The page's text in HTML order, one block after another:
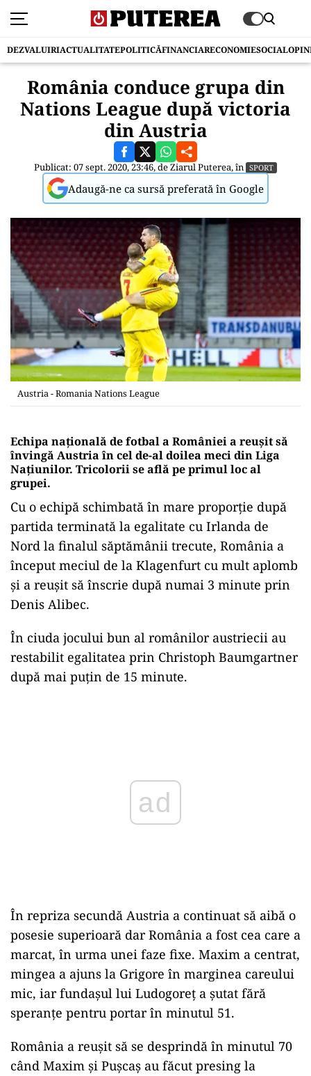
DEZVALUIRIACTUALITATEPOLITICĂFINANCIARECONOMIESOCIAL
România conduce grupa din
Nations League după victoria
din Austria
Publicat: 07 sept. 2020, 23:46, deZiarul Puterea, în SPORT
Adaugă-ne ca sursă preferată în Google
Austria - Romania Nations League
Echipa națională de fotbal a României a reușit să
învingă Austria în cel de-al doilea meci din Liga
Naţiunilor. Tricolorii se află pe primul loc al
grupei.
Cu o echipă schimbată în mare proporție după
partida terminată la egalitate cu Irlanda de
Nord la finalul săptămânii trecute, România a
început meciul de la Klagenfurt cu mult aplomb
și a reușit să înscrie după numai 3 minute prin
Denis Alibec.
În ciuda jocului bun al românilor austriecii au
restabilit egalitatea prin Christoph Baumgartner
după mai puțin de 15 minute.
În repriza secundă Austria a continuat să aibă o
posesie superioară dar România a fost cea care a
marcat, în urma unei faze fixe. Maxim a centrat,
mingea a ajuns la Grigore în marginea careului
mic, iar fundaşul lui Ludogoreţ a şutat fără
speranţe pentru portar în minutul 51.
România a reuşit să se desprindă în minutul 70
când Maxim şi Puşcaş au făcut presing la